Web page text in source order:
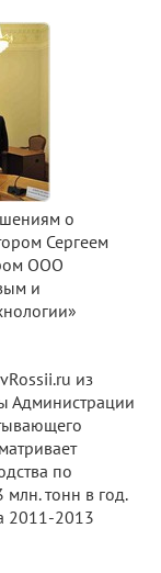
о
Сергеем
ООО
и
из
Администрации
по
тонн в год.
2011-2013